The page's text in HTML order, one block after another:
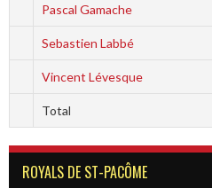
Pascal Gamache
Sebastien Labbé
Vincent Lévesque
Total
ROYALS DE ST-PACÔME